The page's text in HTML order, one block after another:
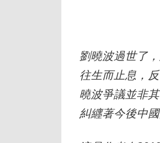
劉曉波過世了
往生而止息，
曉波爭議並非
糾纒著今後中